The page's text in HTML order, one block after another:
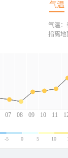
气温
07 08 09 10 11
气温：
指离地
-5 0 5 10